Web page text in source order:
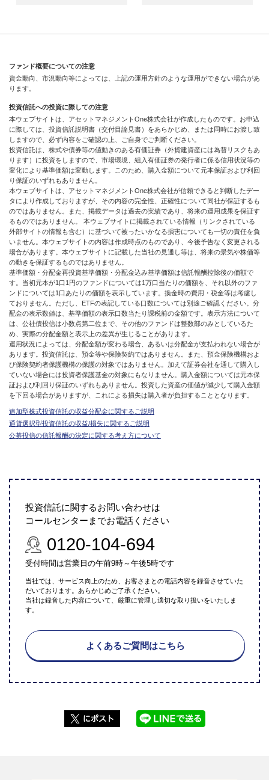
ファンド概要についての注意
資金動向、市況動向等によっては、上記の運用方針のような運用ができない場合があ
ります。
投資信託への投資に際しての注意
本ウェブサイトは、アセットマネジメントOne株式会社が作成したものです。お申込
に際しては、投資信託説明書（交付目論見書）をあらかじめ、または同時にお渡し致
しますので、必ず内容をご確認の上、ご自身でご判断ください。
投資信託は、株式や債券等の値動きのある有価証券（外貨建資産には為替リスクもあ
ります）に投資をしますので、市場環境、組入有価証券の発行者に係る信用状況等の
変化により基準価額は変動します。このため、購入金額について元本保証および利回
り保証のいずれもありません。
本ウェブサイトは、アセットマネジメントOne株式会社が信頼できると判断したデー
タにより作成しておりますが、その内容の完全性、正確性について同社が保証するも
のではありません。また、掲載データは過去の実績であり、将来の運用成果を保証す
るものではありません。 本ウェブサイトに掲載されている情報（リンクされている
外部サイトの情報も含む）に基づいて被ったいかなる損害についても一切の責任を負
いません。本ウェブサイトの内容は作成時点のものであり、今後予告なく変更される
場合があります。本ウェブサイトに記載した当社の見通し等は、将来の景気や株価等
の動きを保証するものではありません。
基準価額・分配金再投資基準価額・分配金込み基準価額は信託報酬控除後の価額で
す。当初元本が1口1円のファンドについては1万口当たりの価額を、それ以外のファ
ンドについては1口あたりの価額を表示しています。換金時の費用・税金等は考慮し
ておりません。ただし、ETFの表記している口数については別途ご確認ください。分
配金の表示数値は、基準価額の表示口数当たり課税前の金額です。表示方法について
は、公社債投信は小数点第二位まで、その他のファンドは整数部のみとしているた
め、実際の分配金額と表示上の差異が生じることがあります。
運用状況によっては、分配金額が変わる場合、あるいは分配金が支払われない場合が
あります。投資信託は、預金等や保険契約ではありません。また、預金保険機構およ
び保険契約者保護機構の保護の対象ではありません。加えて証券会社を通して購入し
ていない場合には投資者保護基金の対象にもなりません。購入金額については元本保
証および利回り保証のいずれもありません。投資した資産の価値が減少して購入金額
を下回る場合がありますが、これによる損失は購入者が負担することとなります。
追加型株式投資信託の収益分配金に関するご説明
通貨選択型投資信託の収益/損失に関するご説明
公募投信の信託報酬の決定に関する考え方について
投資信託に関するお問い合わせは
コールセンターまでお電話ください
0120-104-694
受付時間は営業日の午前9時～午後5時です
当社では、サービス向上のため、お客さまとの電話内容を録音させていた
だいております。あらかじめご了承ください。
当社は録音した内容について、厳重に管理し適切な取り扱いをいたしま
す。
よくあるご質問はこちら